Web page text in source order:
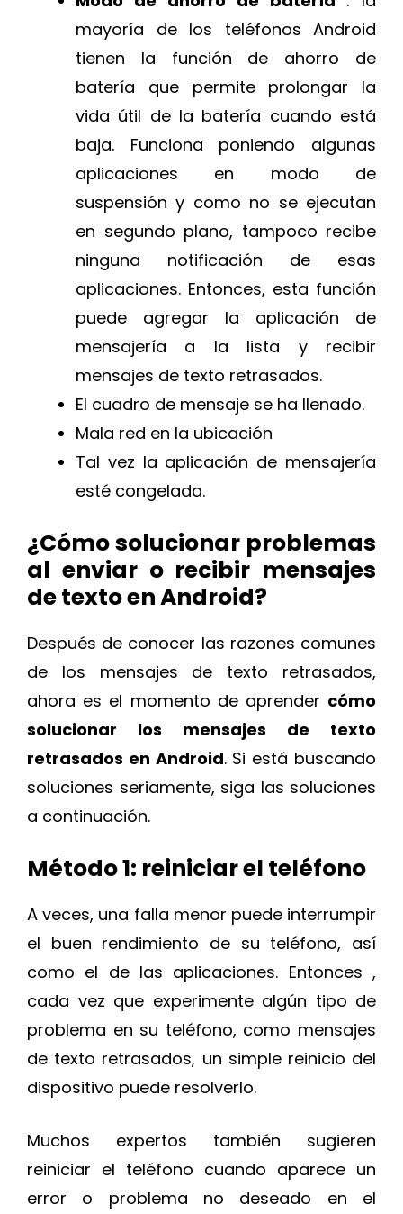
mayoría de los teléfonos Android
tienen la función de ahorro de
batería que permite prolongar la
vida útil de la batería cuando está
baja. Funciona poniendo algunas
aplicaciones en modo de
suspensión y como no se ejecutan
en segundo plano, tampoco recibe
ninguna notificación de esas
aplicaciones. Entonces, esta función
puede agregar la aplicación de
mensajería a la lista y recibir
mensajes de texto retrasados.
El cuadro de mensaje se ha llenado.
Mala red en la ubicación
Tal vez la aplicación de mensajería
esté congelada.
¿Cómo solucionar problemas
al enviar o recibir mensajes
de texto en Android?
Después de conocer las razones comunes
de los mensajes de texto retrasados,
ahora es el momento de aprender cómo
solucionar los mensajes de texto
retrasados en Android. Si está buscando
soluciones seriamente, siga las soluciones
a continuación.
Método 1: reiniciar el teléfono
A veces, una falla menor puede interrumpir
el buen rendimiento de su teléfono, así
como el de las aplicaciones. Entonces ,
cada vez que experimente algún tipo de
problema en su teléfono, como mensajes
de texto retrasados, un simple reinicio del
dispositivo puede resolverlo.
Muchos expertos también sugieren
reiniciar el teléfono cuando aparece un
error o problema no deseado en el